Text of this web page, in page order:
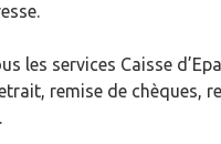
les services Caisse
remise de chèques,